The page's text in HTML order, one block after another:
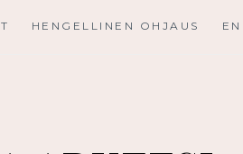
HENGELLINEN OHJAUS